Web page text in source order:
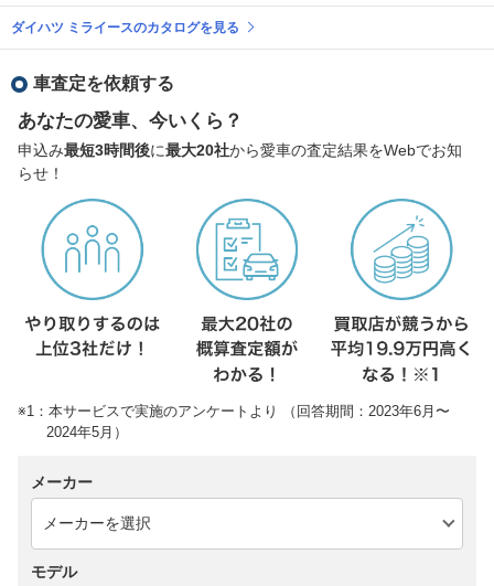
ダイハツ ミライースのカタログを見る
車査定を依頼する
あなたの愛車、今いくら？
申込み最短3時間後に最大20社から愛車の査定結果をWebでお知
らせ！
※1：本サービスで実施のアンケートより （回答期間：2023年6月〜
2024年5月）
メーカー
モデル